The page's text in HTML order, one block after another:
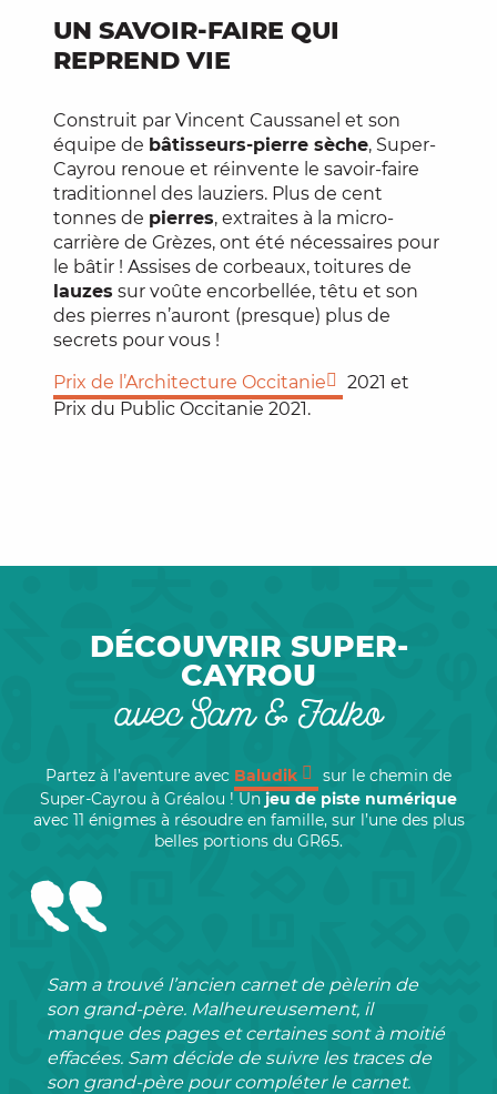
UN SAVOIR-FAIRE QUI
REPREND VIE
Construit par Vincent Caussanel et son
équipe de bâtisseurs-pierre sèche, Super-
Cayrou renoue et réinvente le savoir-faire
traditionnel des lauziers. Plus de cent
tonnes de pierres, extraites à la micro-
carrière de Grèzes, ont été nécessaires pour
le bâtir ! Assises de corbeaux, toitures de
lauzes sur voûte encorbellée, têtu et son
des pierres n’auront (presque) plus de
secrets pour vous !
Prix de l’Architecture Occitanie
2021 et
Prix du Public Occitanie 2021.
DÉCOUVRIR SUPER-
CAYROU
avec Sam & Falko
Partez à l’aventure avec Baludik
sur le chemin de
Super-Cayrou à Gréalou ! Un jeu de piste numérique
avec 11 énigmes à résoudre en famille, sur l’une des plus
belles portions du GR65.
Sam a trouvé l’ancien carnet de pèlerin de
son grand-père. Malheureusement, il
manque des pages et certaines sont à moitié
effacées. Sam décide de suivre les traces de
son grand-père pour compléter le carnet.